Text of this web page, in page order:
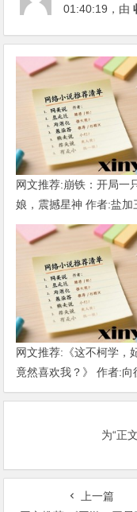
01:40:19 ，由
网文推荐:崩铁：开局一
娘，震撼星神 作者:盐加
（1-218）TXT下载
网文推荐:《这不柯学，
竟然喜欢我？》 作者:向
1-189章 TXT下载
为“正
上一篇